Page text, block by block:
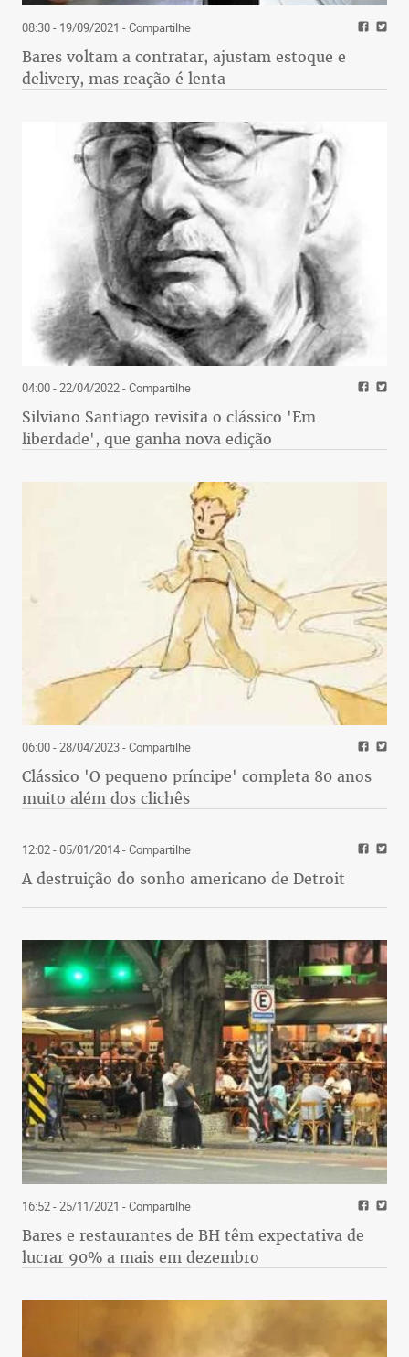
08:30 - 19/09/2021 - Compartilhe
Bares voltam a contratar, ajustam estoque e
delivery, mas reação é lenta
04:00 - 22/04/2022- Compartilhe
Silviano Santiago revisita o clássico 'Em
liberdade', que ganha nova edição
06:00 - 28/04/2023- Compartilhe
Clássico 'O pequeno príncipe' completa 80 anos
muito além dos clichês
12:02 - 05/01/2014- Compartilhe
A destruição do sonho americano de Detroit
16:52 - 25/11/2021 - Compartilhe
Bares e restaurantes de BH têm expectativa de
lucrar 90% a mais em dezembro